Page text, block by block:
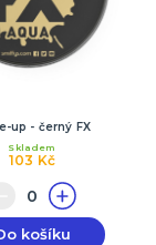
up - černý FX
103 Kč
Skladem
košíku